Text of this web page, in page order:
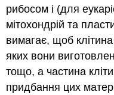
рибосом і (для
мітохондрій та
вимагає, щоб
яких вони
тощо, а частина
придбання цих